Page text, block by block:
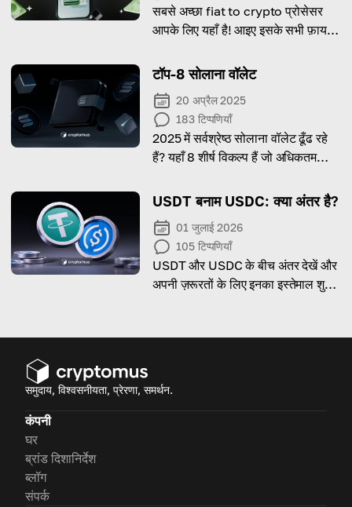
सबसे अच्छा fiat to crypto प्रोसेसर
आपके लिए यहाँ है! आइए इसके सभी फ़ायदे
टॉप-8 सोलाना वॉलेट
20 अप्रैल 2025
183 टिप्पणियाँ
2025 में सर्वश्रेष्ठ सोलाना वॉलेट ढूँढ रहे
हैं? यहाँ 8 शीर्ष विकल्प हैं जो अधिकतम
USDT बनाम USDC: क्या अंतर है?
01 जुलाई 2026
105 टिप्पणियाँ
USDT और USDC के बीच अंतर देखें और
अपनी ज़रूरतों के लिए इनका इस्तेमाल शुरू
समुदाय, विश्वसनीयता, प्रेरणा, समर्थन.
कंपनी
घर
ब्रांड दिशानिर्देश
ब्लॉग
संपर्क